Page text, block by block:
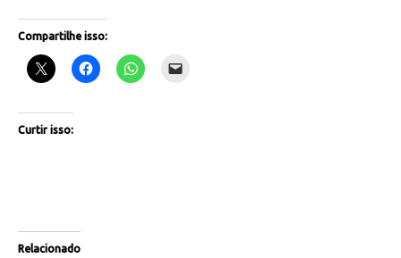
Compartilhe isso:
Curtir isso:
Relacionado